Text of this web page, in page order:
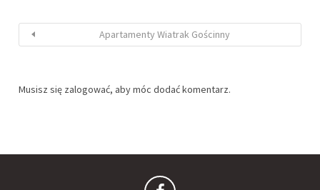
Apartamenty Wiatrak Gościnny
Musisz się zalogować, aby móc dodać komentarz.